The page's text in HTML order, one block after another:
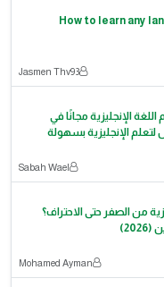
How to learn any
Jasmen Thv93
الإنجليزية مجانًا في
Sabah Wael
من الصفر حتى الاحتراف؟
Mohamed Ayman